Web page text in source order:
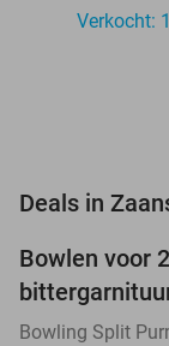
Verkocht:
Deals in
Bowlen voor
Bowling Split